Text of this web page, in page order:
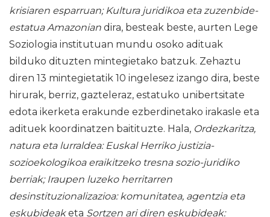
krisiaren esparruan; Kultura juridikoa eta zuzenbide-
estatua Amazonian dira, besteak beste, aurten Lege
Soziologia institutuan mundu osoko adituak
bilduko dituzten mintegietako batzuk. Zehaztu
diren 13 mintegietatik 10 ingelesez izango dira, beste
hirurak, berriz, gazteleraz, estatuko unibertsitate
edota ikerketa erakunde ezberdinetako irakasle eta
adituek koordinatzen baitituzte. Hala, Ordezkaritza,
natura eta lurraldea: Euskal Herriko justizia-
sozioekologikoa eraikitzeko tresna sozio-juridiko
berriak; Iraupen luzeko herritarren
desinstituzionalizazioa: komunitatea, agentzia eta
eskubideaketa Sortzen ari diren eskubideak: